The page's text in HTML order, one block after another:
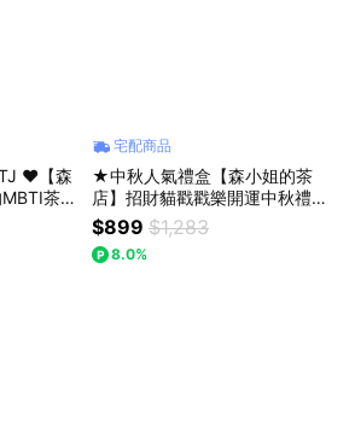
♥【森
茶，
選風
宅配商品
★中秋人氣禮盒【森小姐的茶
店】招財貓戳戳樂開運中秋禮盒
好運禮物 〔收禮人自選風味〕
$899 $1,283
8.0%